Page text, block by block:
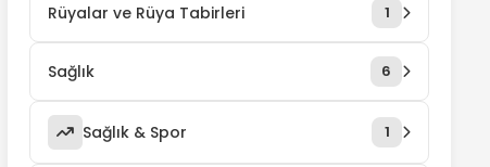
Rüyalar ve Rüya Tabirleri 1
Sağlık 6
Sağlık & Spor 1